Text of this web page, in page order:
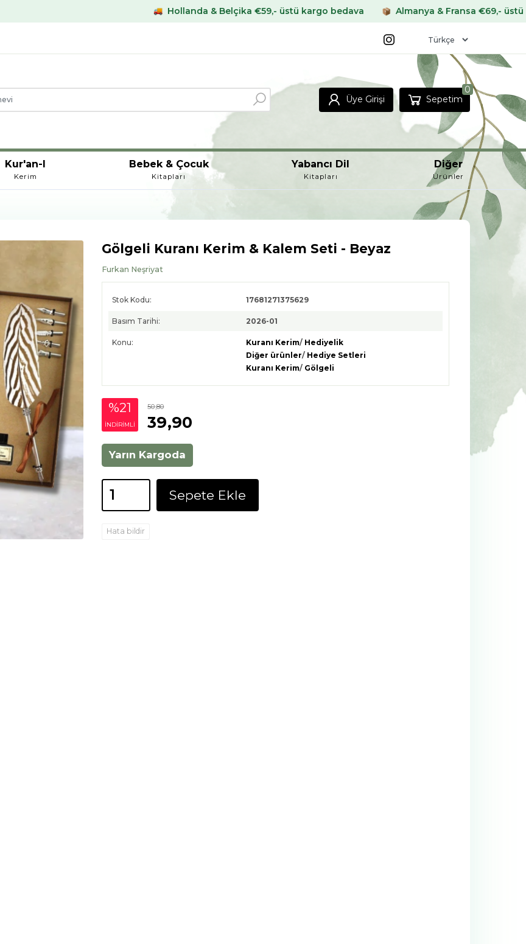
Hollanda & Belçika €59,- üstü kargo bedava Almanya & Fransa €69,- üstü kargo bedava
Üye Girişi Sepetim
0
Kur'an-I
Kerim
Bebek & Çocuk
Kitapları
Yabancı Dil
Kitapları
Diğer
Ürünler
Gölgeli Kuranı Kerim & Kalem Seti - Beyaz
Furkan Neşriyat
Stok Kodu: 17681271375629
Basım Tarihi: 2026-01
Konu: Kuranı Kerim/ Hediyelik
Diğer ürünler/ Hediye Setleri
Kuranı Kerim/ Gölgeli
%21
INDIRIMLI
50,80
39,90
Yarın Kargoda
Sepete Ekle
Hata bildir